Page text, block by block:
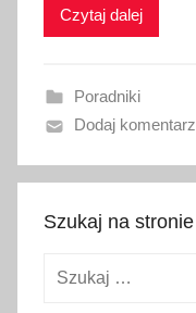
w
n
o
1
s
Czytaj dalej
Poradniki
Dodaj komentarz
Szukaj na stronie
Szukaj: